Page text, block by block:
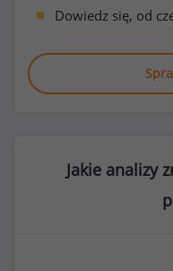
Dowiedz się, od
Jakie analizy